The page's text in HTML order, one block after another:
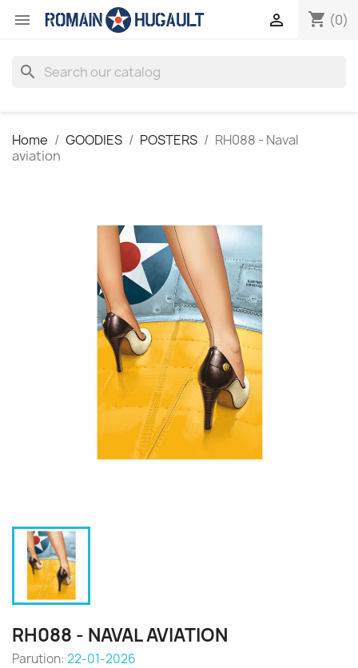
 shopping_cart (0)

search
Home GOODIES POSTERS
RH088 - Naval
aviation
RH088 - NAVAL AVIATION
Parution: 22-01-2026